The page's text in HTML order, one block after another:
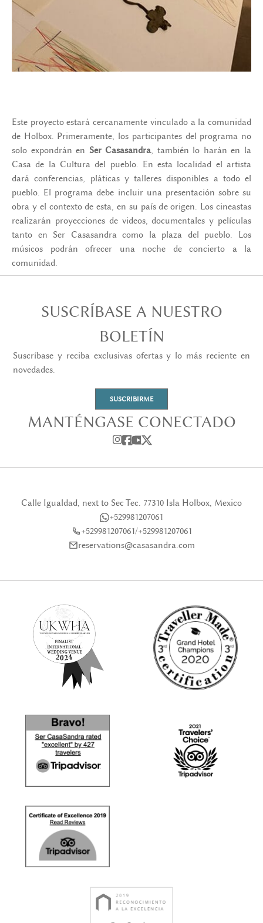
Este proyecto estará cercanamente vinculado a la comunidad
de Holbox. Primeramente, los participantes del programa no
solo expondrán en Ser Casasandra, también lo harán en la
Casa de la Cultura del pueblo. En esta localidad el artista
dará conferencias, pláticas y talleres disponibles a todo el
pueblo. El programa debe incluir una presentación sobre su
obra y el contexto de esta, en su país de origen. Los cineastas
realizarán proyecciones de videos, documentales y películas
tanto en Ser Casasandra como la plaza del pueblo. Los
músicos podrán ofrecer una noche de concierto a la
comunidad.
SUSCRÍBASE A NUESTRO
BOLETÍN
Suscríbase y reciba exclusivas ofertas y lo más reciente en
novedades.
SUSCRIBIRME
MANTÉNGASE CONECTADO
Calle Igualdad, next to Sec Tec. 77310 Isla Holbox, Mexico
+529981207061
+529981207061/+529981207061
reservations@casasandra.com